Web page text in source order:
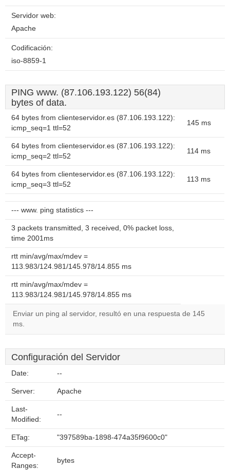
Servidor web:
Apache
Codificación:
iso-8859-1
PING www. (87.106.193.122) 56(84)
bytes of data.
64 bytes from clienteservidor.es (87.106.193.122):
icmp_seq=1 ttl=52
145 ms
64 bytes from clienteservidor.es (87.106.193.122):
icmp_seq=2 ttl=52
114 ms
64 bytes from clienteservidor.es (87.106.193.122):
icmp_seq=3 ttl=52
113 ms
--- www. ping statistics ---
3 packets transmitted, 3 received, 0% packet loss,
time 2001ms
rtt min/avg/max/mdev =
113.983/124.981/145.978/14.855 ms
rtt min/avg/max/mdev =
113.983/124.981/145.978/14.855 ms
Enviar un ping al servidor, resultó en una respuesta de 145
ms.
Configuración del Servidor
Date: --
Server: Apache
Last-
Modified:
--
ETag: "397589ba-1898-474a35f9600c0"
Accept-
Ranges:
bytes